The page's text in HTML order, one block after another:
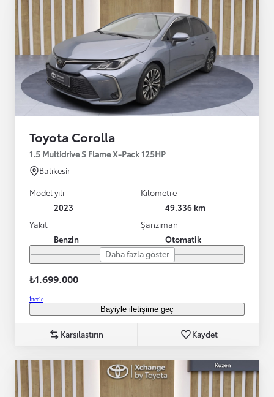
Toyota Corolla
1.5 Multidrive S Flame X-Pack 125HP
Balıkesir
Model yılı
2023
Kilometre
49.336 km
Yakıt
Benzin
Şanzıman
Otomatik
Daha fazla göster
₺1.699.000
İncele
Bayiyle iletişime geç
Karşılaştırın Kaydet